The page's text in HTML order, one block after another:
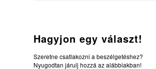
Hagyjon egy választ!
Szeretne csatlakozni a beszélgetéshez?
Nyugodtan járulj hozzá az alábbiakban!